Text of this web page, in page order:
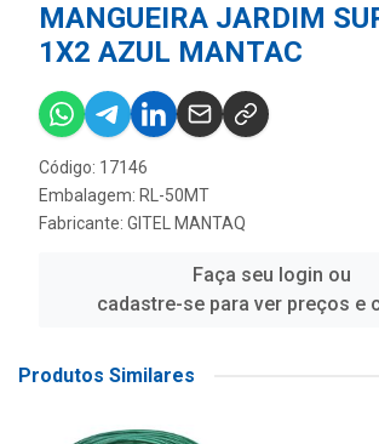
MANGUEIRA JARDIM
1X2 AZUL MANTAC
Código: 17146
Embalagem: RL-50MT
Fabricante: GITEL MANTAQ
Faça seu login ou
cadastre-se para ver preços e
Produtos Similares